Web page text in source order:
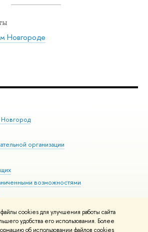
cookies для улучшения работы сайта
удобства его использования. Более
об использовании файлов cookies
Новгороде
организации
возможностями